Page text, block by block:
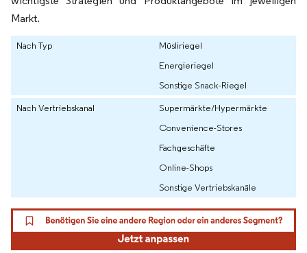
Markt.
Nach Typ
Müsliriegel
Energieriegel
Sonstige Snack-Riegel
Nach Vertriebskanal
Supermärkte/Hypermärkte
Convenience-Stores
Fachgeschäfte
Online-Shops
Sonstige Vertriebskanäle